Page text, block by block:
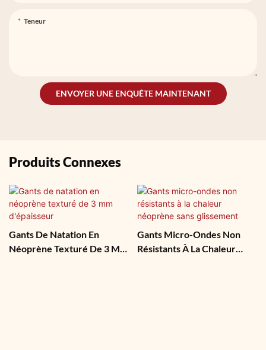
Teneur
ENVOYER UNE ENQUÊTE MAINTENANT
Produits Connexes
Gants De Natation En
Néoprène Texturé De 3 Mm
Gants Micro-Ondes Non
Résistants À La Chaleur